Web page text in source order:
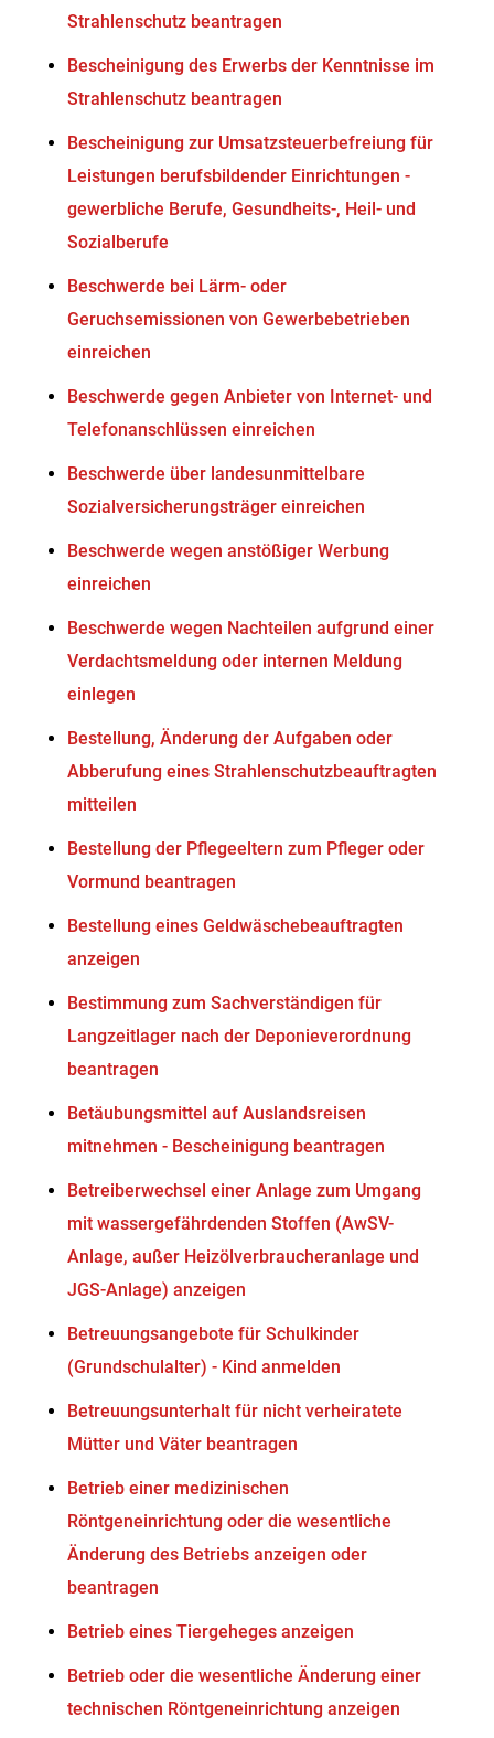
Strahlenschutz beantragen
Bescheinigung des Erwerbs der Kenntnisse im
Strahlenschutz beantragen
Bescheinigung zur Umsatzsteuerbefreiung für
Leistungen berufsbildender Einrichtungen -
gewerbliche Berufe, Gesundheits-, Heil- und
Sozialberufe
Beschwerde bei Lärm- oder
Geruchsemissionen von Gewerbebetrieben
einreichen
Beschwerde gegen Anbieter von Internet- und
Telefonanschlüssen einreichen
Beschwerde über landesunmittelbare
Sozialversicherungsträger einreichen
Beschwerde wegen anstößiger Werbung
einreichen
Beschwerde wegen Nachteilen aufgrund einer
Verdachtsmeldung oder internen Meldung
einlegen
Bestellung, Änderung der Aufgaben oder
Abberufung eines Strahlenschutzbeauftragten
mitteilen
Bestellung der Pflegeeltern zum Pfleger oder
Vormund beantragen
Bestellung eines Geldwäschebeauftragten
anzeigen
Bestimmung zum Sachverständigen für
Langzeitlager nach der Deponieverordnung
beantragen
Betäubungsmittel auf Auslandsreisen
mitnehmen - Bescheinigung beantragen
Betreiberwechsel einer Anlage zum Umgang
mit wassergefährdenden Stoffen (AwSV-
Anlage, außer Heizölverbraucheranlage und
JGS-Anlage) anzeigen
Betreuungsangebote für Schulkinder
(Grundschulalter) - Kind anmelden
Betreuungsunterhalt für nicht verheiratete
Mütter und Väter beantragen
Betrieb einer medizinischen
Röntgeneinrichtung oder die wesentliche
Änderung des Betriebs anzeigen oder
beantragen
Betrieb eines Tiergeheges anzeigen
Betrieb oder die wesentliche Änderung einer
technischen Röntgeneinrichtung anzeigen